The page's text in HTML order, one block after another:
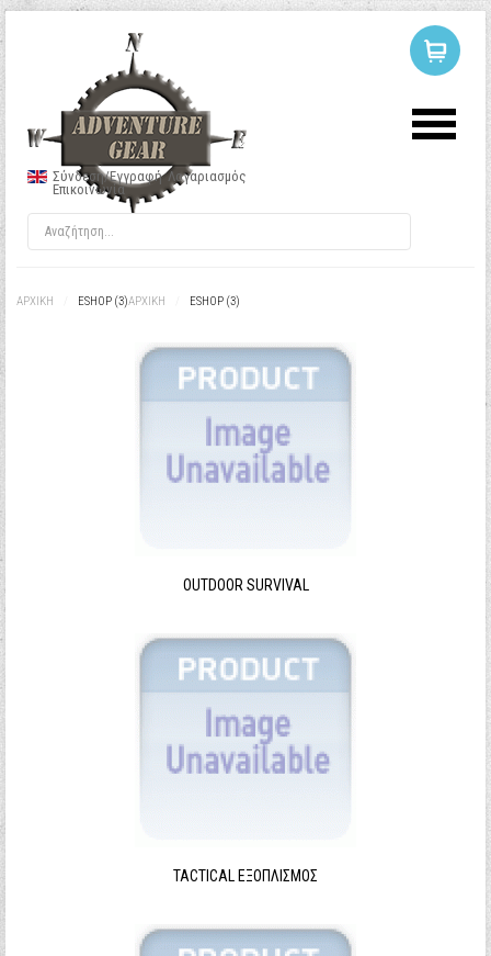
Σύνδεση/Εγγραφή Λογαριασμός
Επικοινωνία
ΑΡΧΙΚΉ ESHOP (3)ΑΡΧΙΚΉ ESHOP (3)
OUTDOOR SURVIVAL
TACTICAL ΕΞΟΠΛΙΣΜΌΣ
ΣΥΝΔΕΣΗ
Κωδικός
Να με θυμάσαι